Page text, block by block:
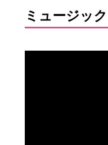
ミュージッ